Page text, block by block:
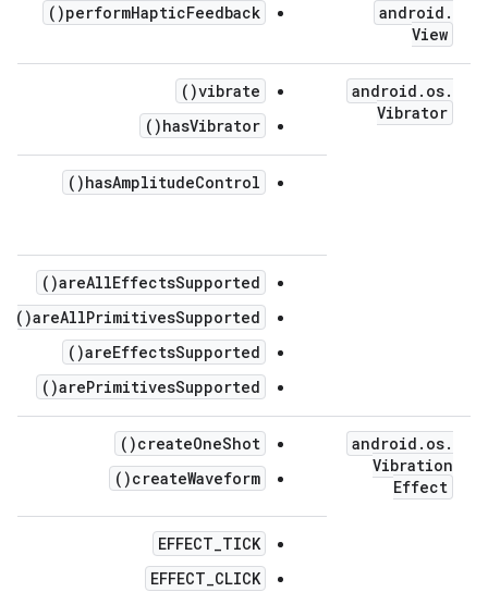
android .
View
performHapticFeedback()
android . os.
Vibrator
vibrate()
hasVibrator()
hasAmplitudeControl()
areAllEffectsSupported()
areAllPrimitivesSupported()
areEffectsSupported()
arePrimitivesSupported()
android . os.
Vibration
Effect
createOneShot()
createWaveform()
EFFECT_TICK
EFFECT_CLICK